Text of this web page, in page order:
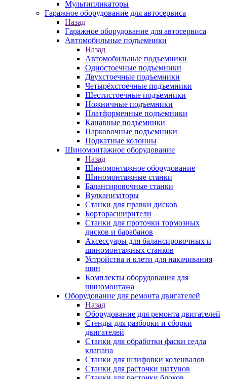
Мультипликаторы
Гаражное оборудование для автосервиса
Назад
Гаражное оборудование для автосервиса
Автомобильные подъемники
Назад
Автомобильные подъемники
Одностоечные подъемники
Двухстоечные подъемники
Четырёхстоечные подъемники
Шестистоечные подъемники
Ножничные подъемники
Платформенные подъемники
Канавные подъемники
Парковочные подъемники
Подкатные колонны
Шиномонтажное оборудование
Назад
Шиномонтажное оборудование
Шиномонтажные станки
Балансировочные станки
Вулканизаторы
Станки для правки дисков
Борторасширители
Станки для проточки тормозных
дисков и барабанов
Аксессуары для балансировочных и
шиномонтажных станков
Устройства и клети для накачивания
шин
Комплекты оборудования для
шиномонтажа
Оборудование для ремонта двигателей
Назад
Оборудование для ремонта двигателей
Стенды для разборки и сборки
двигателей
Станки для обработки фаски седла
клапана
Станки для шлифовки коленвалов
Станки для расточки шатунов